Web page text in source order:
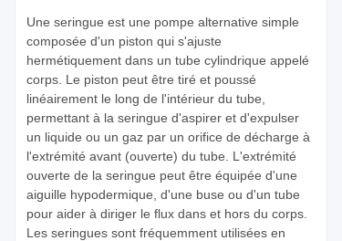
Une seringue est une pompe alternative simple
composée d'un piston qui s'ajuste
hermétiquement dans un tube cylindrique appelé
corps. Le piston peut être tiré et poussé
linéairement le long de l'intérieur du tube,
permettant à la seringue d'aspirer et d'expulser
un liquide ou un gaz par un orifice de décharge à
l'extrémité avant (ouverte) du tube. L'extrémité
ouverte de la seringue peut être équipée d'une
aiguille hypodermique, d'une buse ou d'un tube
pour aider à diriger le flux dans et hors du corps.
Les seringues sont fréquemment utilisées en